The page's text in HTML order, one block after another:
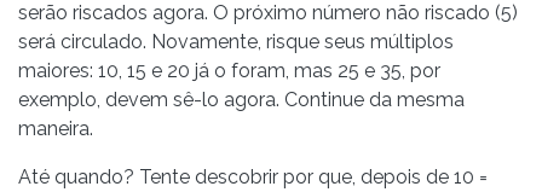
serão riscados agora. O próximo número não riscado (5)
será circulado. Novamente, risque seus múltiplos
maiores: 10, 15 e 20 já o foram, mas 25 e 35, por
exemplo, devem sê-lo agora. Continue da mesma
maneira.
Até quando? Tente descobrir por que, depois de 10 =